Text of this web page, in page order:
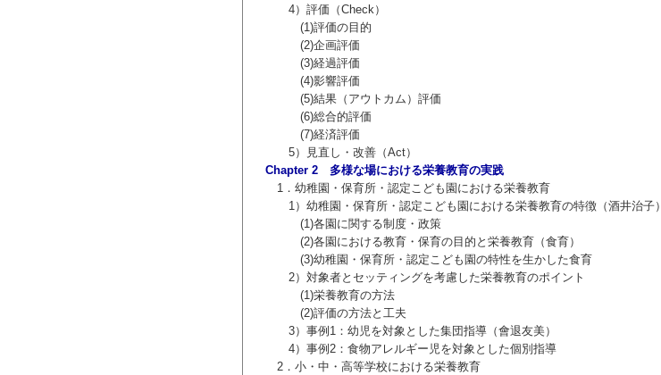
4）評価（Check）
(1)評価の目的
(2)企画評価
(3)経過評価
(4)影響評価
(5)結果（アウトカム）評価
(6)総合的評価
(7)経済評価
5）見直し・改善（Act）
Chapter 2 多様な場における栄養教育の実践
1．幼稚園・保育所・認定こども園における栄養教育
1）幼稚園・保育所・認定こども園における栄養教育の特徴（酒井治子）
(1)各園に関する制度・政策
(2)各園における教育・保育の目的と栄養教育（食育）
(3)幼稚園・保育所・認定こども園の特性を生かした食育
2）対象者とセッティングを考慮した栄養教育のポイント
(1)栄養教育の方法
(2)評価の方法と工夫
3）事例1：幼児を対象とした集団指導（會退友美）
4）事例2：食物アレルギー児を対象とした個別指導
2．小・中・高等学校における栄養教育